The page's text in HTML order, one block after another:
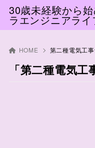
30歳未経験から
ラエンジニアライ
HOME 第二種電気工
「第二種電気